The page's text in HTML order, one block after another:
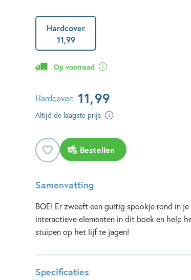
Hardcover
11,99
Op voorraad
Hardcover: 11,99
Altijd de laagste prijs
Bestellen
Samenvatting
BOE! Er zweeft een guitig spookje rond in
interactieve elementen in dit boek en help
stuipen op het lijf te jagen!
Lees meer
Specificaties